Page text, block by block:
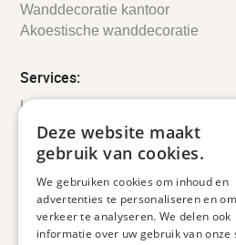
Wanddecoratie kantoor
Akoestische wanddecoratie
Services:
Leveringsinformatie
Retourbeleid
Informatie
Veelgestelde vragen
Duurzaam ondernemen
Deze website maakt
gebruik van cookies.
We gebruiken cookies om inhoud en
advertenties te personaliseren en
verkeer te analyseren. We delen ook
informatie over uw gebruik van onze